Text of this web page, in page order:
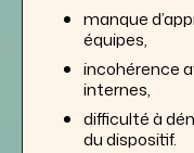
manque
équipes,
incohérence
internes,
difficulté à
du dispositif.